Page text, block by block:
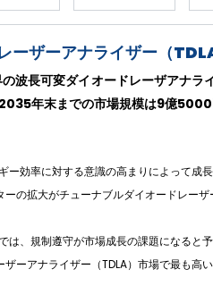
ーザーアナライザー（
波長可変ダイオードレーザアナ
年末までの市場規模は9億
ー効率に対する意識の高まりによって成
の拡大がチューナブルダイオードレー
は、規制遵守が市場成長の課題になると予
ーアナライザー（TDLA）市場で最も高